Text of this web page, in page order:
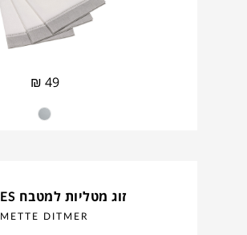
₪ 49
זוג מטליות למטבח STRIPES
METTE DITMER